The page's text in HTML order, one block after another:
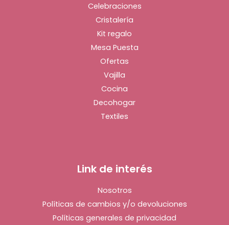
Celebraciones
Cristalería
Kit regalo
Mesa Puesta
Ofertas
Vajilla
Cocina
Decohogar
Textiles
Link de interés
Nosotros
Políticas de cambios y/o devoluciones
Políticas generales de privacidad